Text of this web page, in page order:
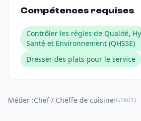
Compétences requises
Contrôler les règles de Qualité,
Santé et Environnement (QHSSE)
Dresser des plats pour le service
Métier :Chef / Cheffe de cuisine(G1601)